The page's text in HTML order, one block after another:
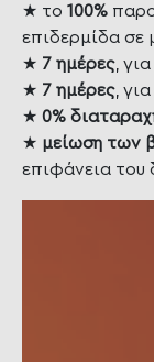
★ το 100%
επιδερμίδα σε
★ 7 ημέρες,
★ 7 ημέρες,
★ 0%
★ μείωση των
επιφάνεια του